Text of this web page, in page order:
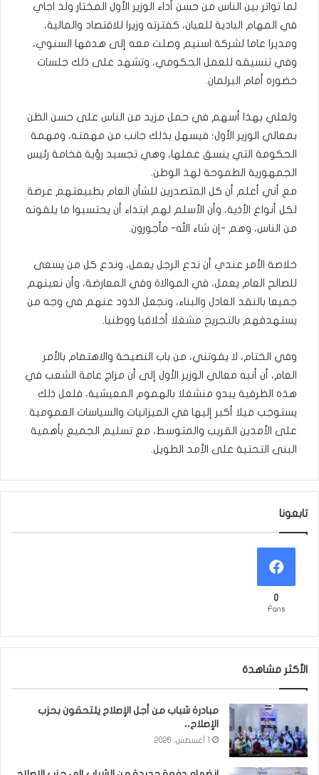
لما تواتر بين الناس من حسن أداء الوزير الأول المختار ولد اجاي
في المهام البادية للعيان، كفترته وزيرا للاقتصاد والمالية،
ومديرا عاما لشركة اسنيم وصلت معه إلى هدفها السنوي،
وفي تنسيقه للعمل الحكومي، وتشهد على ذلك جلسات
حضوره أمام البرلمان.
ولعلي بهذا أسهم في حمل مزيد من الناس على حسن الظن
بمعالي الوزير الأول؛ فيسهل بذلك جانب من مهمته، ومهمة
الحكومة التي ينسق عملها، وهي تجسيد رؤية فخامة رئيس
الجمهورية الطموحة لهذ الوطن.
مع أني أعلم أن كل المتصدرين للشأن العام بطبيعتهم عرضة
لكل أنواع الأذية، وأن الأسلم لهم ابتداء أن يحتسبوا ما يلقونه
من الناس، وهم -إن شاء الله- مأجورون.
خلاصة الأمر عندي أن ندع الرجل يعمل، وندع كل من يسعى
للصالح العام يعمل، في الموالاة وفي المعارضة، وأن نعينهم
جميعا بالنقد العادل والبناء، ونجعل الذود عنهم في وجه من
يستهدفهم بالتجريح مشغلا أخلاقيا ووطنيا.
وفي الختام، لا يفوتني، من باب النصيحة والاهتمام بالأمر
العام، أن أنبه معالي الوزير الأول إلى أن مزاج عامة الشعب في
هذه الظرفية يبدو منشغلا بالهموم المعيشية، فلعل ذلك
يستوجب ميلا أكبر إليها في الميزانيات والسياسات العمومية
على الأمدين القريب والمتوسط، مع تسليم الجميع بأهمية
البنى التحتية على الأمد الطويل.
تابعونا
0
Fans
الأكثر مشاهدة
مبادرة شباب من أجل الإصلاح يلتحقون بحزب
الإصلاح،،